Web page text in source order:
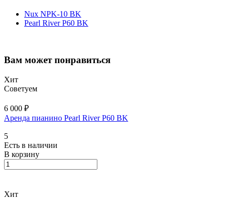
Nux NPK-10 BK
Pearl River P60 BK
Вам может понравиться
Хит
Советуем
6 000 ₽
Аренда пианино Pearl River P60 BK
5
Есть в наличии
В корзину
Хит